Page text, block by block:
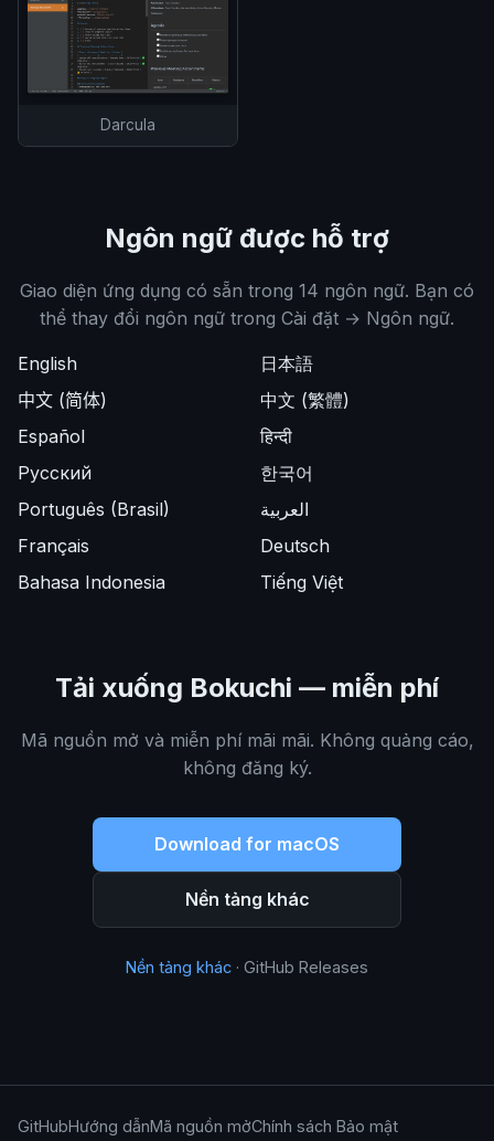
Darcula
Ngôn ngữ được hỗ trợ
Giao diện ứng dụng có sẵn trong 14 ngôn ngữ. Bạn có
thể thay đổi ngôn ngữ trong Cài đặt → Ngôn ngữ.
English
日本語
中文 (简体)
中文 (繁體)
Español
हिन्दी
Русский
한국어
Português (Brasil)
العربية
Français
Deutsch
Bahasa Indonesia
Tiếng Việt
Tải xuống Bokuchi — miễn phí
Mã nguồn mở và miễn phí mãi mãi. Không quảng cáo,
không đăng ký.
Download for macOS
Nền tảng khác
Nền tảng khác · GitHub Releases
GitHubHướng dẫnMã nguồn mởChính sách Bảo mật